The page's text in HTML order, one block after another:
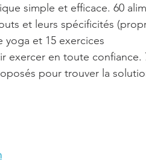
simple et efficace. 60
et leurs spécificités
yoga et 15 exercices
exercer en toute confiance.
pour trouver la